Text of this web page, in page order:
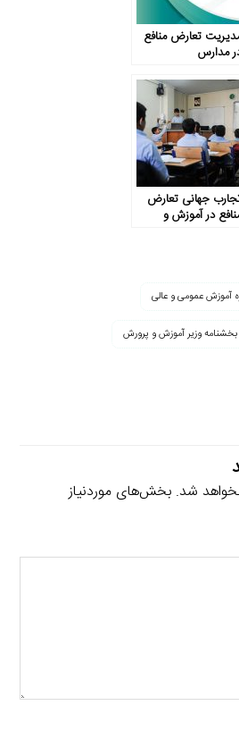
تعارض منافع
مدارس
جهانی تعارض
در آموزش و
آموزش عمومی و عالی
بخشنامه وزیر آموزش و پرورش
شد. بخش‌های موردنیاز